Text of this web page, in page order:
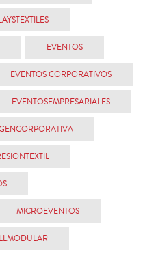
EVENTOS
EVENTOS CORPORATIVOS
EVENTOSEMPRESARIALES
MICROEVENTOS